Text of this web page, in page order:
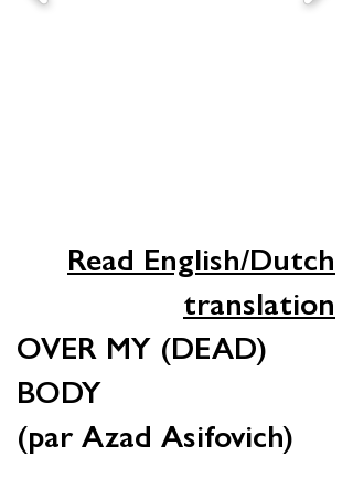
Read English/Dutch
translation
OVER MY (DEAD)
BODY
(par Azad Asifovich)